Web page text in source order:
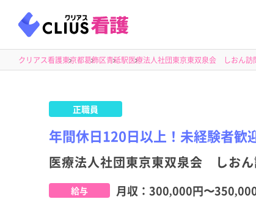
クリアス看護東京都葛飾区青砥駅医療法人社団東京東双泉会 しおん訪
正職員
年間休日120日以上！未経験者歓
医療法人社団東京東双泉会 しお
給与 月収： 300,000円〜